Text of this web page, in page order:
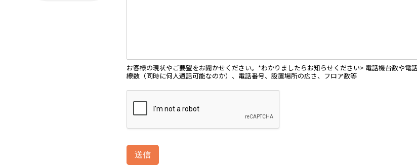
お客様の現状やご要望をお聞かせください。*わかりましたらお知らせください> 電話機台数や
線数（同時に何人通話可能なのか）、電話番号、設置場所の広さ、フロア数等
送信